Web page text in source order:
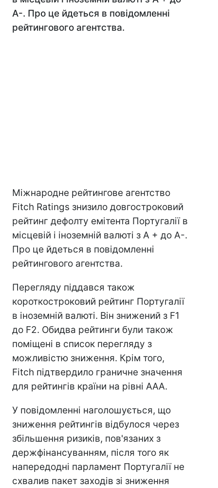
А-. Про це йдеться в повідомленні
рейтингового агентства.
Міжнародне рейтингове агентство
Fitch Ratings знизило довгостроковий
рейтинг дефолту емітента Португалії в
місцевій і іноземній валюті з А + до А-.
Про це йдеться в повідомленні
рейтингового агентства.
Перегляду піддався також
короткостроковий рейтинг Португалії
в іноземній валюті. Він знижений з F1
до F2. Обидва рейтинги були також
поміщені в список перегляду з
можливістю зниження. Крім того,
Fitch підтвердило граничне значення
для рейтингів країни на рівні ААА.
У повідомленні наголошується, що
зниження рейтингів відбулося через
збільшення ризиків, пов'язаних з
держфінансуванням, після того як
напередодні парламент Португалії не
схвалив пакет заходів зі зниження